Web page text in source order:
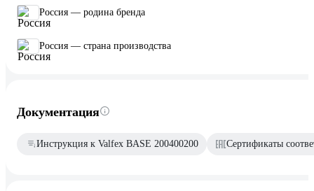
Россия — родина бренда
Россия — страна производства
Документация
Инструкция к Valfex BASE 200400200 Сертификаты